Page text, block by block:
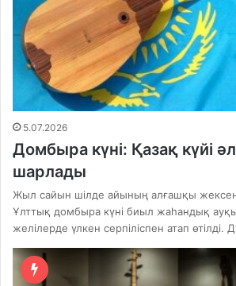
5.07.2026
Домбыра күні: Қазақ күйі
шарлады
Жыл сайын шілде айының алғашқы
Ұлттық домбыра күні биыл жаһандық
желілерде үлкен серпіліспен атап өтілді.